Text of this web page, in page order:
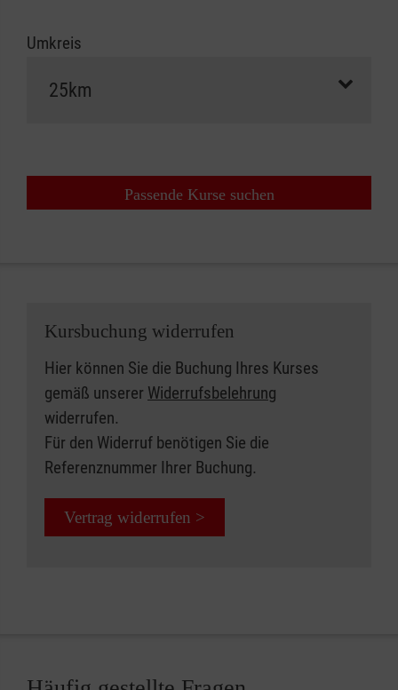
Umkreis
Passende Kurse suchen
Kursbuchung widerrufen
Hier können Sie die Buchung Ihres Kurses
gemäß unserer Widerrufsbelehrung
widerrufen.
Für den Widerruf benötigen Sie die
Referenznummer Ihrer Buchung.
Vertrag widerrufen >